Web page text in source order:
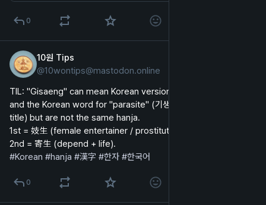
0
10원 Tips
@10wontips@mastodon.online
TIL: "Gisaeng" can mean Korean version of geisha girls (기생)
and the Korean word for "parasite" (기생춘, like the movie
title) but are not the same hanja.
1st = 妓生 (female entertainer / prostitute + life),
2nd = 寄生 (depend + life).
#Korean #hanja #漢字 #한자 #한국어
0